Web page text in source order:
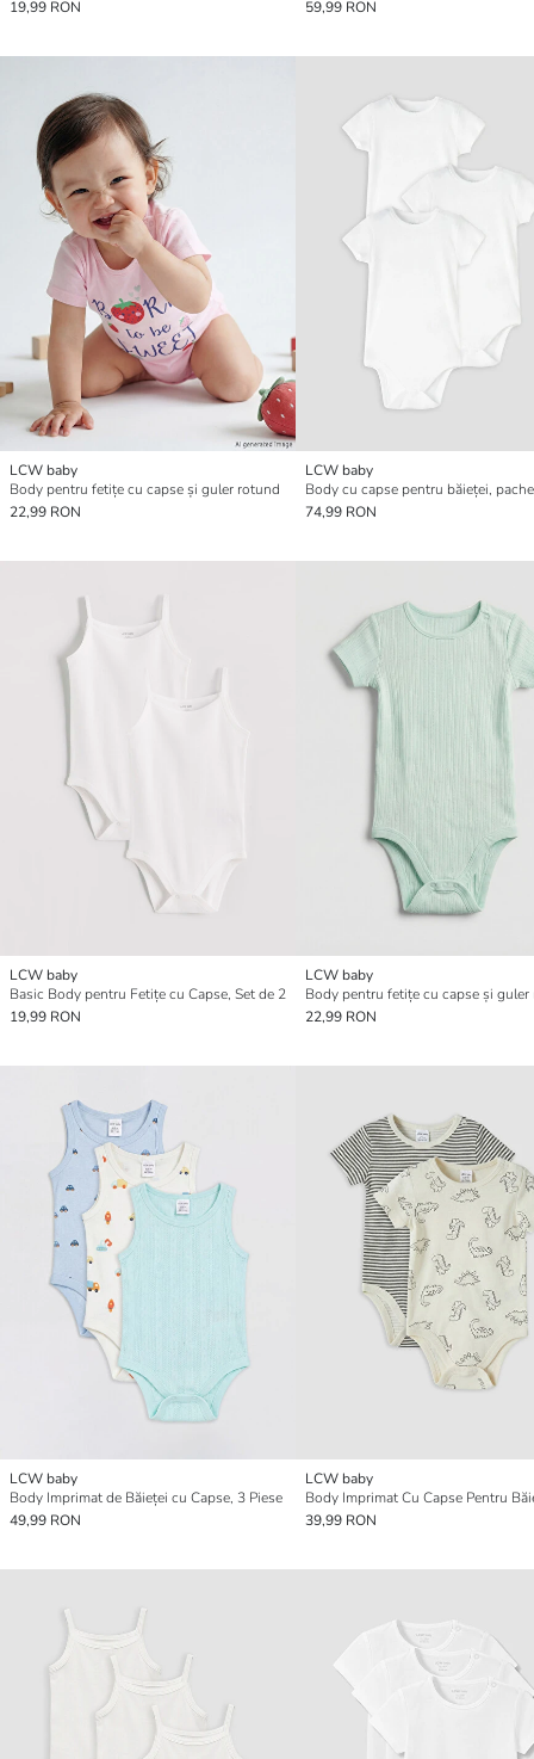
19,99 RON 59,99 RON
LCW baby
Body pentru fetițe cu capse și guler rotund
22,99 RON
LCW baby
74,99 RON
LCW baby
Basic Body pentru Fetițe cu Capse, Set de 2
19,99 RON
LCW baby
Body pentru fetițe cu capse și
22,99 RON
LCW baby
Body Imprimat de Băieței cu Capse, 3 Piese
49,99 RON
LCW baby
39,99 RON